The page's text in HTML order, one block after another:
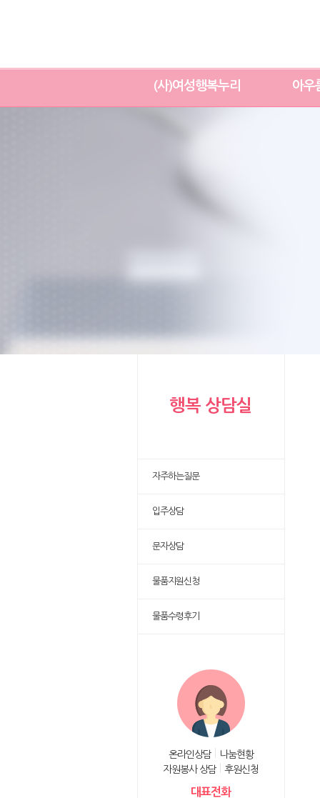
(사)여성행복누리 아우
행복 상담실
자주하는질문
입주상담
문자상담
물품지원신청
물품수령후기
온라인상담
나눔현황
자원봉사 상담
후원신청
대표전화